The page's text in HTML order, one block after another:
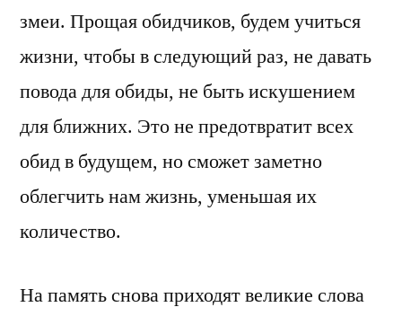
змеи. Прощая обидчиков, будем учиться
жизни, чтобы в следующий раз, не давать
повода для обиды, не быть искушением
для ближних. Это не предотвратит всех
обид в будущем, но сможет заметно
облегчить нам жизнь, уменьшая их
количество.
На память снова приходят великие слова